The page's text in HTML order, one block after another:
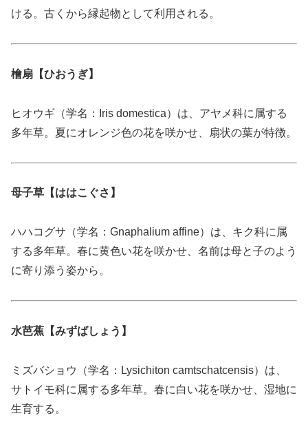
ける。古くから縁起物として利用される。
檜扇【ひおうぎ】
ヒオウギ（学名：Iris domestica）は、アヤメ科に属する
多年草。夏にオレンジ色の花を咲かせ、扇状の葉が特徴。
母子草【ははこぐさ】
ハハコグサ（学名：Gnaphalium affine）は、キク科に属
する多年草。春に黄色い花を咲かせ、名前は母と子のよう
に寄り添う姿から。
水芭蕉【みずばしょう】
ミズバショウ（学名：Lysichiton camtschatcensis）は、
サトイモ科に属する多年草。春に白い花を咲かせ、湿地に
生育する。